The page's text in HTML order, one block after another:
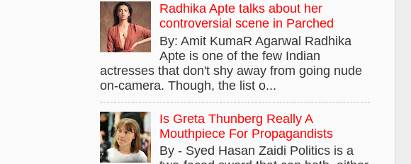
Radhika Apte talks about her
controversial scene in Parched
By: Amit KumaR Agarwal Radhika
Apte is one of the few Indian
actresses that don't shy away from going nude
on-camera. Though, the list o...
Is Greta Thunberg Really A
Mouthpiece For Propagandists
By - Syed Hasan Zaidi Politics is a